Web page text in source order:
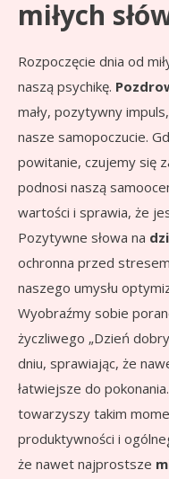
miłych
Rozpoczęcie dnia od
naszą psychikę.
mały, pozytywny
nasze samopoczucie.
powitanie, czujemy się
podnosi naszą
wartości i sprawia, że
Pozytywne słowa na
ochronna przed
naszego umysłu
Wyobraźmy sobie
życzliwego „Dzień
dniu, sprawiając, że
łatwiejsze do
towarzyszy takim
produktywności i
że nawet najprostsze